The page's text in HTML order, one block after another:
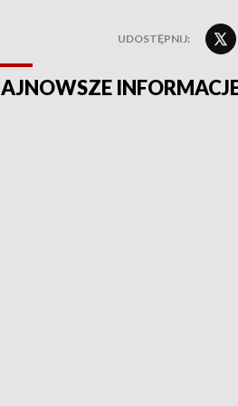
UDOSTĘPNIJ: